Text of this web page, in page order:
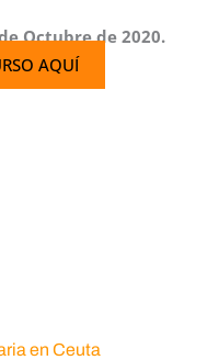
Octubre de 2020.
AQUÍ
en Ceuta